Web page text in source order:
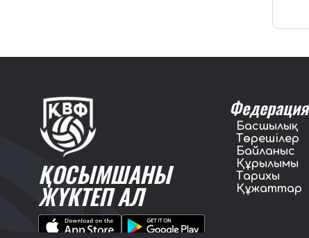
ҚОСЫМШАНЫ
ЖҮКТЕП АЛ
Федерация
Басшылық
Төрешілер
Байланыс
Құрылымы
Тарихы
Құжаттар